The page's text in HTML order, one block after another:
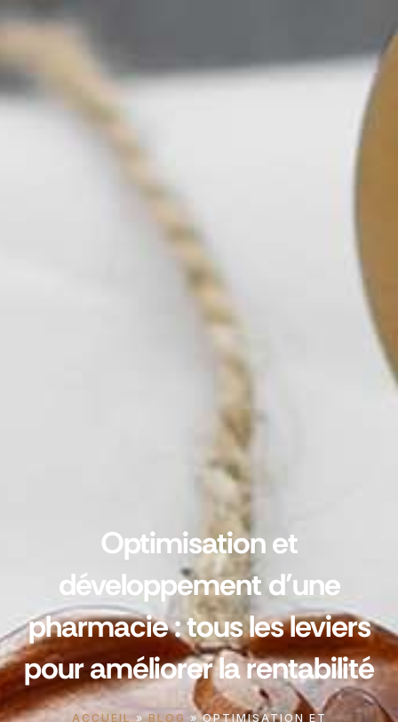
Optimisation et
développement d’une
pharmacie : tous les leviers
pour améliorer la rentabilité
ACCUEIL »BLOG »OPTIMISATION ET